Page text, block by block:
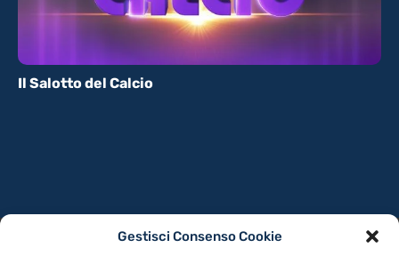
Gestisci Consenso Cookie
Il Salotto del Calcio